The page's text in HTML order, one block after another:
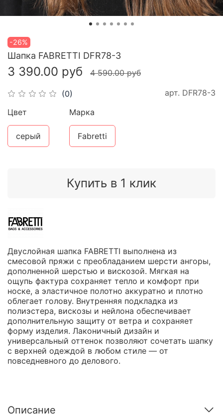
-26%
(0) арт. DFR78-3
Шапка FABRETTI DFR78-3
3 390.00 руб 4 590.00 руб
Купить в 1 клик
Цвет
серый
Марка
Fabretti
Двуслойная шапка FABRETTI выполнена из
смесовой пряжи с преобладанием шерсти ангоры,
дополненной шерстью и вискозой. Мягкая на
ощупь фактура сохраняет тепло и комфорт при
носке, а эластичное полотно аккуратно и плотно
облегает голову. Внутренняя подкладка из
полиэстера, вискозы и нейлона обеспечивает
дополнительную защиту от ветра и сохраняет
форму изделия. Лаконичный дизайн и
универсальный оттенок позволяют сочетать шапку
с верхней одеждой в любом стиле — от
повседневного до делового.
Описание